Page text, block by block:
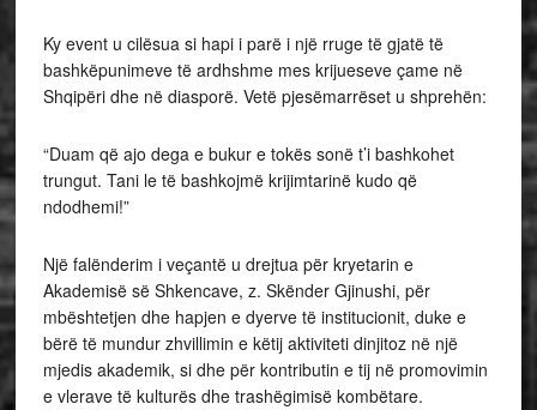
Ky event u cilësua si hapi i parë i një rruge të gjatë të
bashkëpunimeve të ardhshme mes krijueseve çame në
Shqipëri dhe në diasporë. Vetë pjesëmarrëset u shprehën:
“Duam që ajo dega e bukur e tokës sonë t’i bashkohet
trungut. Tani le të bashkojmë krijimtarinë kudo që
ndodhemi!”
Një falënderim i veçantë u drejtua për kryetarin e
Akademisë së Shkencave, z. Skënder Gjinushi, për
mbështetjen dhe hapjen e dyerve të institucionit, duke e
bërë të mundur zhvillimin e këtij aktiviteti dinjitoz në një
mjedis akademik, si dhe për kontributin e tij në promovimin
e vlerave të kulturës dhe trashëgimisë kombëtare.